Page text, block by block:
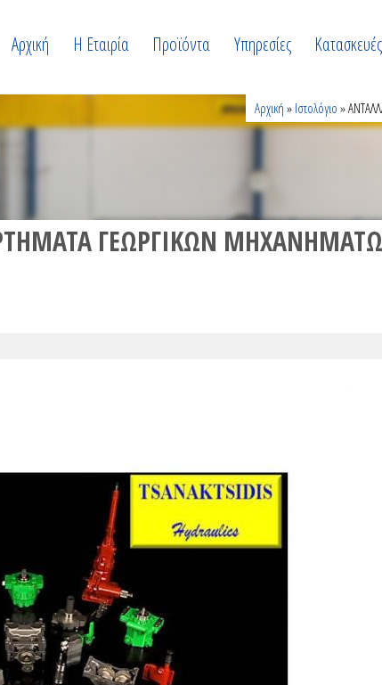
Αρχική Η Εταιρία Προϊόντα Υπηρεσίες Κατασκευές
Αρχική » Ιστολόγιο »
ΓΕΩΡΓΙΚΩΝ